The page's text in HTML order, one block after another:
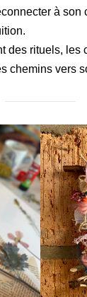
à son
des rituels, les
chemins vers